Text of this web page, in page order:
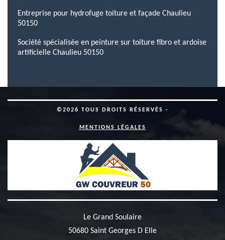
Entreprise pour hydrofuge toiture et façade Chaulieu
50150
Société spécialisée en peinture sur toiture fibro et ardoise
artificielle Chaulieu 50150
©2026 TOUS DROITS RÉSERVÉS -
MENTIONS LÉGALES
Le Grand Soulaire
50680 Saint Georges D Elle